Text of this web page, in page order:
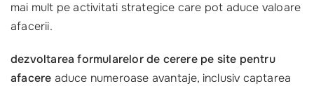
mai mult pe activitati strategice care pot aduce valoare
afacerii.
dezvoltarea formularelor de cerere pe site pentru
afacere aduce numeroase avantaje, inclusiv captarea